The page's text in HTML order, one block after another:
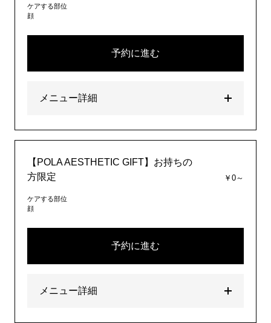
ケアする部位
顔
予約に進む
メニュー詳細
【POLA AESTHETIC GIFT】お持ちの
方限定
￥0～
ケアする部位
顔
予約に進む
メニュー詳細